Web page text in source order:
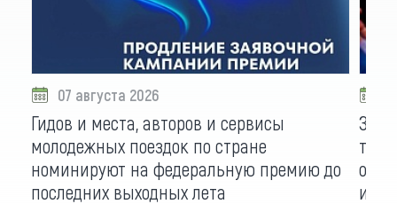
07 августа 2026
Гидов и места, авторов и сервисы
молодежных поездок по стране
номинируют на федеральную премию до
последних выходных лета
и